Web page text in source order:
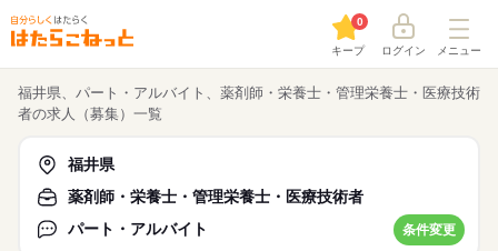
キープ
0
ログイン メニュー
福井県、パート・アルバイト、薬剤師・栄養士・管理栄養士・医療技術
者の求人（募集）一覧
福井県
薬剤師・栄養士・管理栄養士・医療技術者
パート・アルバイト
条件変更